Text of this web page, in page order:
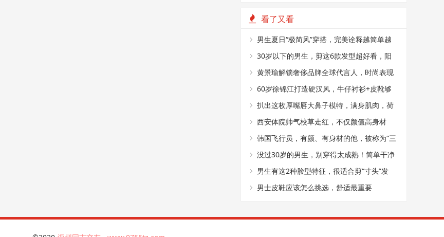
看了又看
男生夏日“极简风”穿搭，完美诠释越简单越
帅气
30岁以下的男生，剪这6款发型超好看，阳
光又帅气
黄景瑜解锁奢侈品牌全球代言人，时尚表现
力真好
60岁徐锦江打造硬汉风，牛仔衬衫+皮靴够
时髦
扒出这枚厚嘴唇大鼻子模特，满身肌肉，荷
尔蒙爆棚
西安体院帅气校草走红，不仅颜值高身材
好，还是国家级田径运动员
韩国飞行员，有颜、有身材的他，被称为“三
十年一见的神颜”
没过30岁的男生，别穿得太成熟！简单干净
的T恤搭配，帅气又减龄
男生有这2种脸型特征，很适合剪“寸头”发
型，阳光又帅气
男士皮鞋应该怎么挑选，舒适最重要